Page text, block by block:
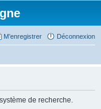
Déconnexion
M’enregistrer
de recherche.